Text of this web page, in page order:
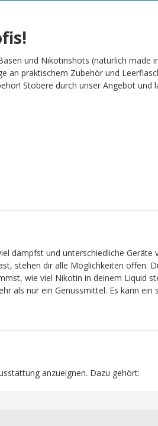
und Nikotinshots (natürlich made
praktischem Zubehör und
Stöbere durch unser Angebot und
dampfst und unterschiedliche
stehen dir alle Möglichkeiten offen.
wie viel Nikotin in deinem Liquid
als nur ein Genussmittel. Es kann ein
anzueignen. Dazu gehört: